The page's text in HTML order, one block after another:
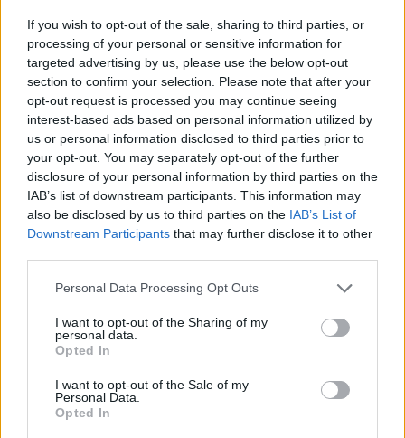
If you wish to opt-out of the sale, sharing to third parties, or
processing of your personal or sensitive information for
targeted advertising by us, please use the below opt-out
section to confirm your selection. Please note that after your
opt-out request is processed you may continue seeing
interest-based ads based on personal information utilized by
us or personal information disclosed to third parties prior to
your opt-out. You may separately opt-out of the further
disclosure of your personal information by third parties on the
IAB’s list of downstream participants. This information may
also be disclosed by us to third parties on the IAB’s List of
Downstream Participants that may further disclose it to other
Please note that this website/app uses one or more Google
not limited to your visit or usage behaviour. You may click to
grant or deny consent to Google and its third-party tags to
use your data for below specified purposes in below Google
consent section.
Personal Data Processing Opt Outs
I want to opt-out of the Sharing of my
personal data.
Opted In
I want to opt-out of the Sale of my
Personal Data.
Opted In
CRIPTOMONEDAS
criptoactivos
Bit2Me, operando desde 2015, ofrece seguridad y cumplimiento
con cuentas especiales y…
Staff · 4 Jun 2026